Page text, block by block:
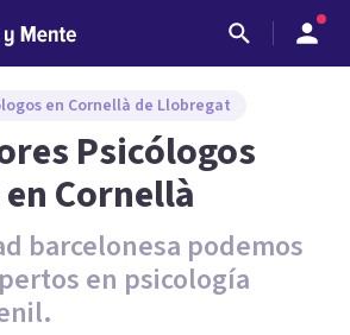
en Cornellà de Llobregat
Psicólogos
Cornellà
barcelonesa podemos
en psicología